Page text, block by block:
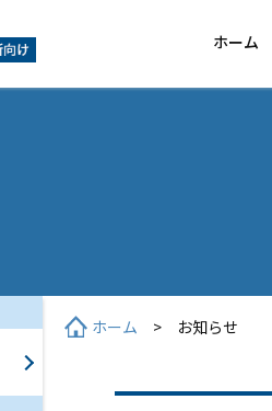
ホーム
ホーム > お知らせ